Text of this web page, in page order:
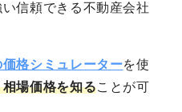
信頼できる不動産会社
格シミュレーターを使
場価格を知ることが可